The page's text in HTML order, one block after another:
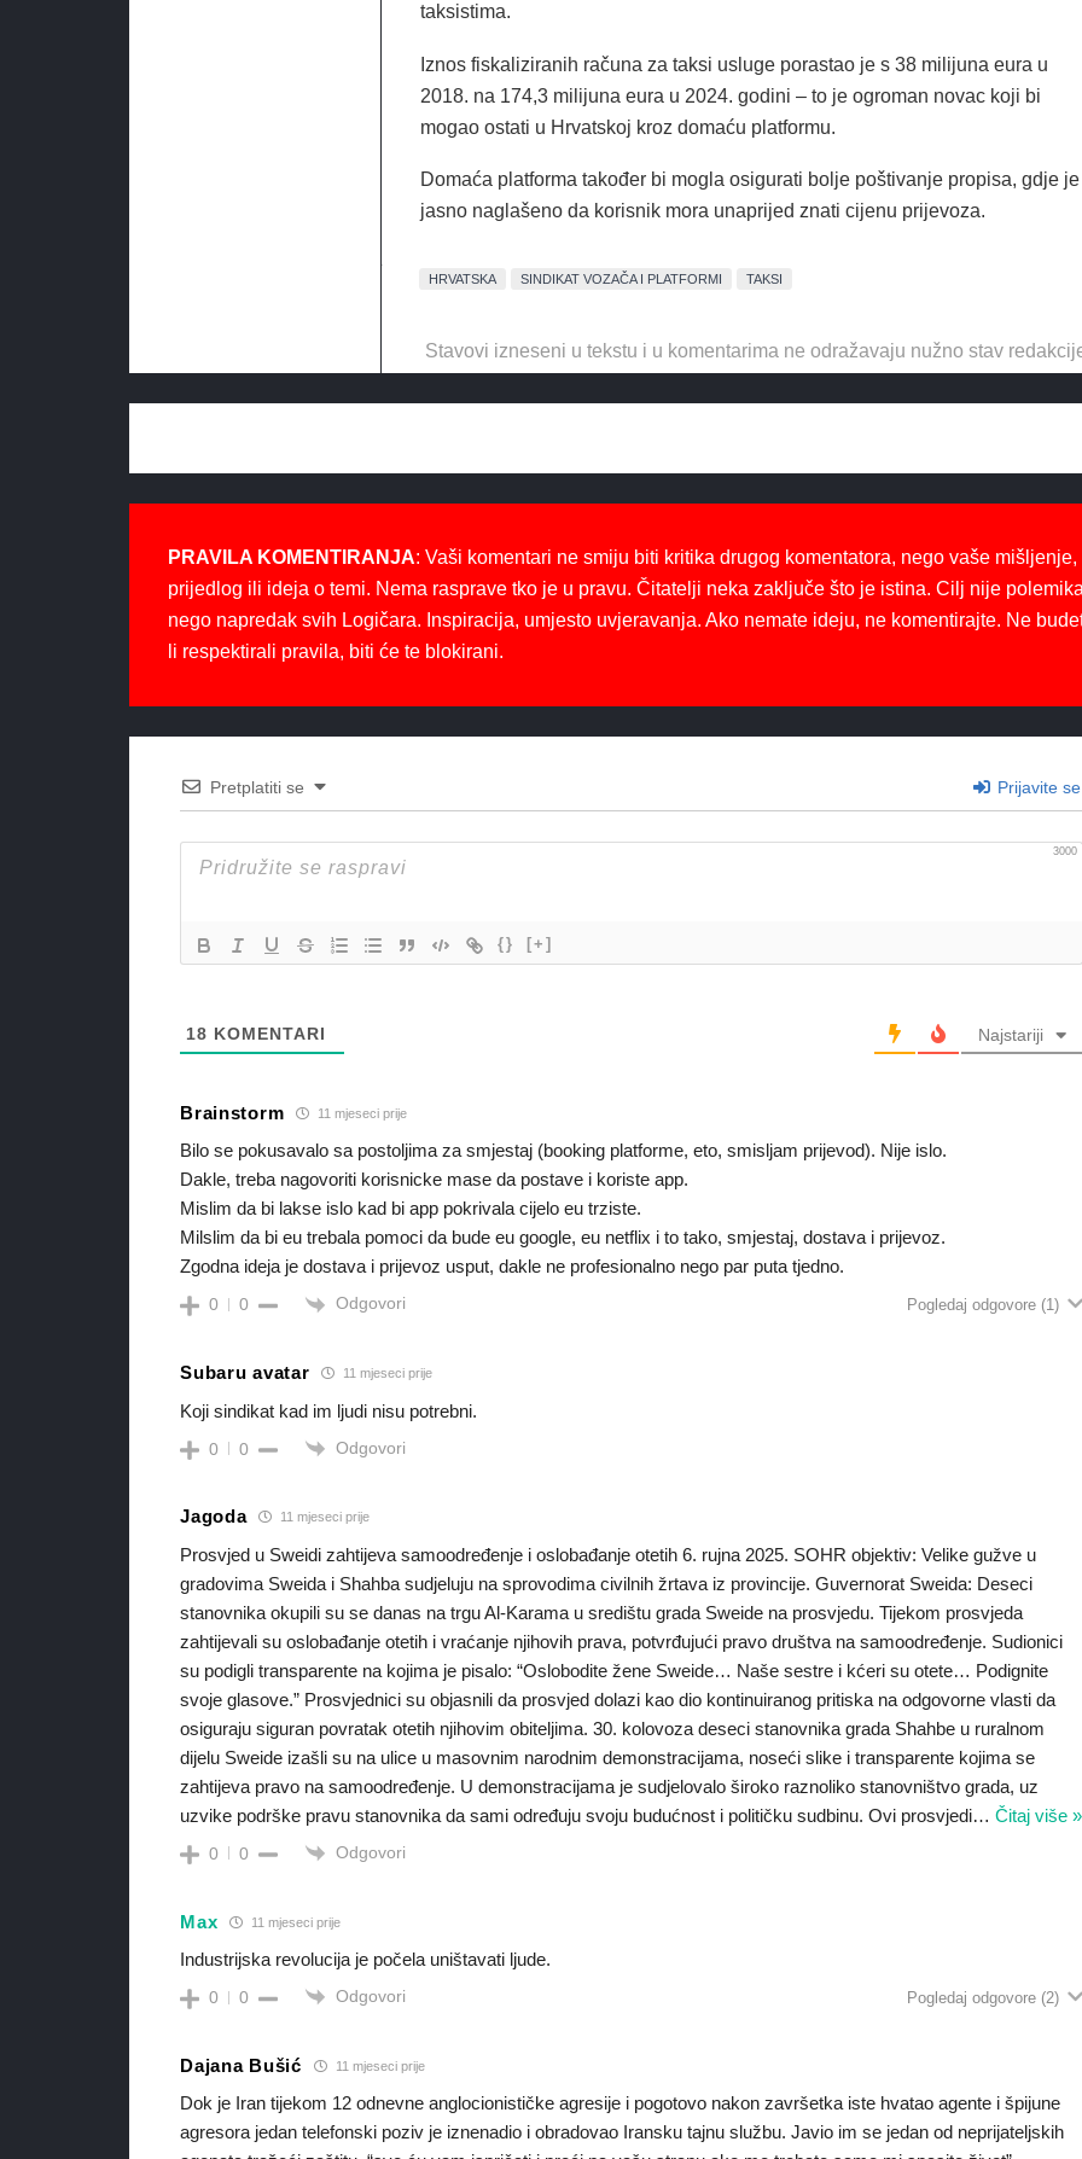
taksistima.
Iznos fiskaliziranih računa za taksi usluge porastao je s 38 milijuna eura u
2018. na 174,3 milijuna eura u 2024. godini – to je ogroman novac koji bi
mogao ostati u Hrvatskoj kroz domaću platformu.
Domaća platforma također bi mogla osigurati bolje poštivanje propisa, gdje je
jasno naglašeno da korisnik mora unaprijed znati cijenu prijevoza.
HRVATSKA SINDIKAT VOZAČA I PLATFORMI TAKSI
Stavovi izneseni u tekstu i u komentarima ne odražavaju nužno stav
PRAVILA KOMENTIRANJA: Vaši komentari ne smiju biti kritika drugog komentatora, nego vaše mišljenje,
prijedlog ili ideja o temi. Nema rasprave tko je u pravu. Čitatelji neka zaključe što je istina. Cilj nije
nego napredak svih Logičara. Inspiracija, umjesto uvjeravanja. Ako nemate ideju, ne komentirajte. Ne
li respektirali pravila, biti će te blokirani.
Pretplatiti se Prijavite se
3000
{} [+]
18 KOMENTARI Najstariji
Brainstorm 11 mjeseci prije
Bilo se pokusavalo sa postoljima za smjestaj (booking platforme, eto, smisljam prijevod). Nije islo.
Dakle, treba nagovoriti korisnicke mase da postave i koriste app.
Mislim da bi lakse islo kad bi app pokrivala cijelo eu trziste.
Milslim da bi eu trebala pomoci da bude eu google, eu netflix i to tako, smjestaj, dostava i prijevoz.
Zgodna ideja je dostava i prijevoz usput, dakle ne profesionalno nego par puta tjedno.
0 0 Odgovori Pogledaj odgovore (1)
Subaru avatar 11 mjeseci prije
Koji sindikat kad im ljudi nisu potrebni.
0 0 Odgovori
Jagoda 11 mjeseci prije
Prosvjed u Sweidi zahtijeva samoodređenje i oslobađanje otetih 6. rujna 2025. SOHR objektiv: Velike gužve u
gradovima Sweida i Shahba sudjeluju na sprovodima civilnih žrtava iz provincije. Guvernorat Sweida: Deseci
stanovnika okupili su se danas na trgu Al-Karama u središtu grada Sweide na prosvjedu. Tijekom prosvjeda
zahtijevali su oslobađanje otetih i vraćanje njihovih prava, potvrđujući pravo društva na samoodređenje. Sudionici
su podigli transparente na kojima je pisalo: “Oslobodite žene Sweide… Naše sestre i kćeri su otete… Podignite
svoje glasove.” Prosvjednici su objasnili da prosvjed dolazi kao dio kontinuiranog pritiska na odgovorne vlasti da
osiguraju siguran povratak otetih njihovim obiteljima. 30. kolovoza deseci stanovnika grada Shahbe u ruralnom
dijelu Sweide izašli su na ulice u masovnim narodnim demonstracijama, noseći slike i transparente kojima se
zahtijeva pravo na samoodređenje. U demonstracijama je sudjelovalo široko raznoliko stanovništvo grada, uz
uzvike podrške pravu stanovnika da sami određuju svoju budućnost i političku sudbinu. Ovi prosvjedi…Čitaj više »
0 0 Odgovori
Max 11 mjeseci prije
Industrijska revolucija je počela uništavati ljude.
0 0 Odgovori Pogledaj odgovore (2)
Dajana Bušić 11 mjeseci prije
Dok je Iran tijekom 12 odnevne anglocionističke agresije i pogotovo nakon završetka iste hvatao agente i špijune
agresora jedan telefonski poziv je iznenadio i obradovao Iransku tajnu službu. Javio im se jedan od neprijateljskih